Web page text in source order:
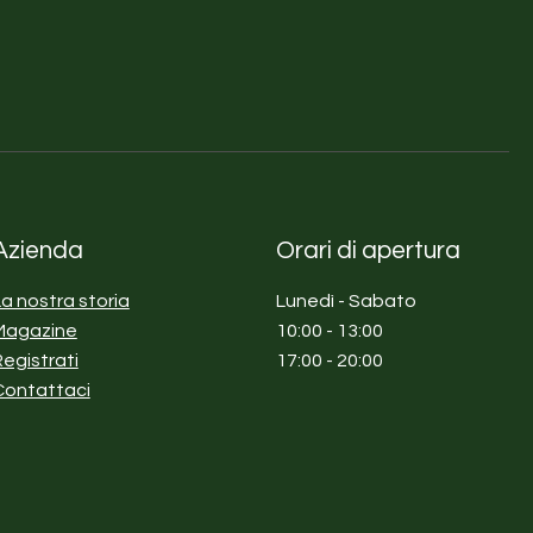
nostra storia
Orari di apertura
Lunedì - Sabato
10:00 - 13:00
17:00 - 20:00